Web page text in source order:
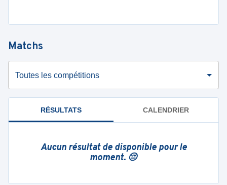
Matchs
Toutes les compétitions
RÉSULTATS CALENDRIER
Aucun résultat de disponible pour le
moment. 😔